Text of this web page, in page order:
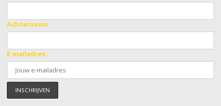
Achternaam
E-mailadres: